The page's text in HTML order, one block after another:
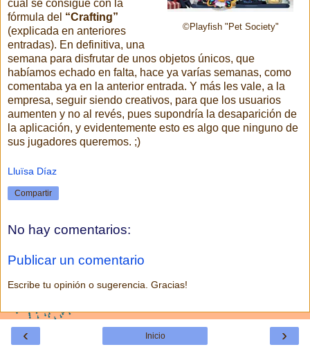
©Playfish "Pet Society"
cual se consigue con la
fórmula del “Crafting”
(explicada en anteriores
entradas). En definitiva, una
semana para disfrutar de unos objetos únicos, que
habíamos echado en falta, hace ya varías semanas, como
comentaba ya en la anterior entrada. Y más les vale, a la
empresa, seguir siendo creativos, para que los usuarios
aumenten y no al revés, pues supondría la desaparición de
la aplicación, y evidentemente esto es algo que ninguno de
sus jugadores queremos. ;)
Lluïsa Díaz
Compartir
No hay comentarios:
Publicar un comentario
Escribe tu opinión o sugerencia. Gracias!
‹ ›
Inicio